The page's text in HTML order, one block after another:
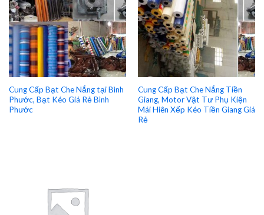
Cung Cấp Bạt Che Nắng tại Bình
Phước, Bạt Kéo Giá Rẻ Bình
Phước
Cung Cấp Bạt Che Nắng Tiền
Giang, Motor Vật Tư Phụ Kiện
Mái Hiên Xếp Kéo Tiền Giang Giá
Rẻ